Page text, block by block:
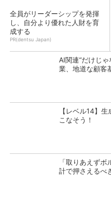
全員がリーダーシップを発揮
し、自分より優れた人財を育
成する
PR(dentsu Japan)
AI関連“だけじ
業、地道な顧客
【レベル14】
こなそう！
「取りあえず
計で押さえるべ